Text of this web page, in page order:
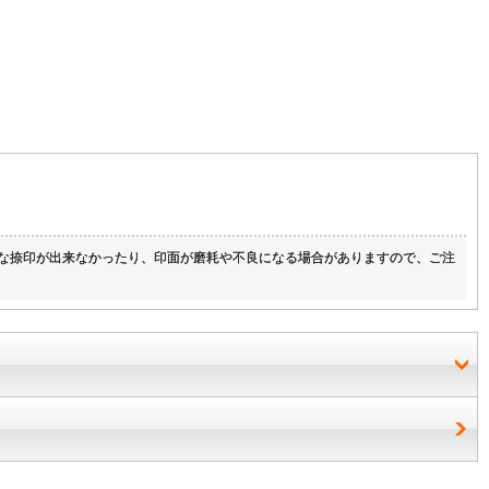
印が出来なかったり、印面が磨耗や不良になる場合がありますので、ご注